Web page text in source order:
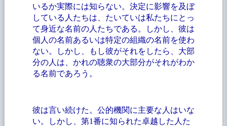
いるか実際には知らない。決定に影響を及ぼ
している人たちは、たいていは私たちにとっ
て身近な名前の人たちである。しかし、彼は
個人の名前あるいは特定の組織の名前を使わ
ない。しかし、もし彼がそれをしたら、大部
分の人は、かれの聴衆の大部分がそれがわか
る名前であろう。
彼は言い続けた。公的機関に主要な人はいな
い。しかし、第1番に知られた卓越した人た